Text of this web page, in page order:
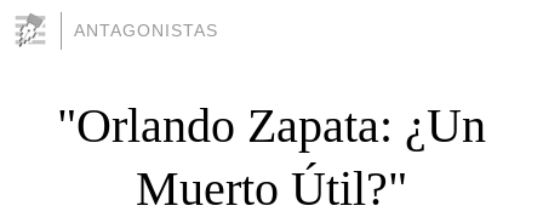
ANTAGONISTAS
"Orlando Zapata: ¿Un
Muerto Útil?"